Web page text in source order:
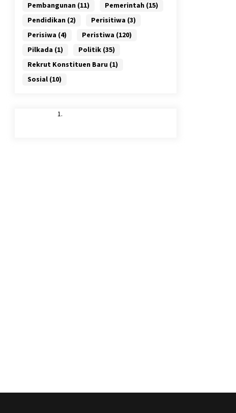
Pembangunan (11) Pemerintah (15)
Pendidikan (2) Perisitiwa (3)
Perisiwa (4) Peristiwa (120)
Pilkada (1) Politik (35)
Rekrut Konstituen Baru (1)
Sosial (10)